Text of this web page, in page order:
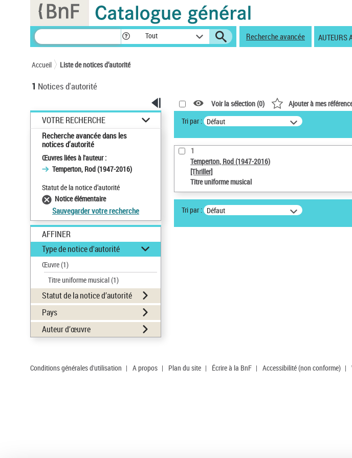
Tout Recherche avancée AUTEURS
Accueil Liste de notices d’autorité
1 Notices d'autorité
VOTRE RECHERCHE
Recherche avancée dans les
notices d’autorité
Œuvres liées à l'auteur :
Temperton, Rod (1947-2016)
Statut de la notice d’autorité
Notice élémentaire
Sauvegarder votre recherche
AFFINER
Type de notice d'autorité
Œuvre(1)
Titre uniforme musical(1)
Statut de la notice d’autorité
Pays
Auteur d’œuvre
Voir la sélection (0) Ajouter à mes
Tri par : Défaut
1
Temperton, Rod (1947-2016)
[Thriller]
Titre uniforme musical
Tri par : Défaut
Conditions générales d'utilisation | A propos | Plan du site | Écrire à la BnF | Accessibilité (non conforme) |
Panneau de gestion des cookies